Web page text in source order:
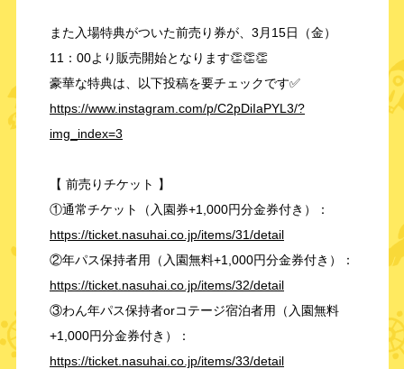
また入場特典がついた前売り券が、3月15日（金）
11：00より販売開始となります👏👏👏
豪華な特典は、以下投稿を要チェックです✅
https://www.instagram.com/p/C2pDiIaPYL3/?
img_index=3
【 前売りチケット 】
①通常チケット（入園券+1,000円分金券付き）：
https://ticket.nasuhai.co.jp/items/31/detail
②年パス保持者用（入園無料+1,000円分金券付き）：
https://ticket.nasuhai.co.jp/items/32/detail
③わん年パス保持者orコテージ宿泊者用（入園無料
+1,000円分金券付き）：
https://ticket.nasuhai.co.jp/items/33/detail